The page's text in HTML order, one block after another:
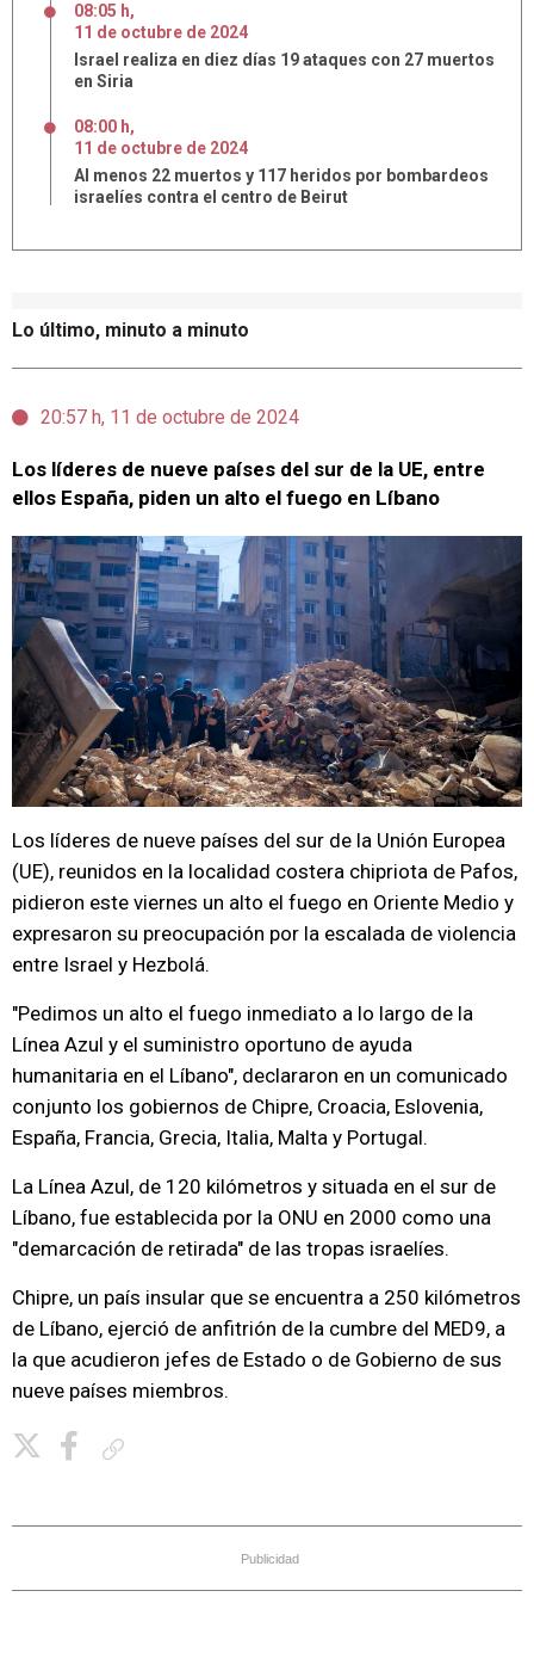
Lo último, minuto a minuto
20:57 h, 11 de octubre de 2024
Los líderes de nueve países del sur de la UE, entre
ellos España, piden un alto el fuego en Líbano
Los líderes de nueve países del sur de la Unión Europea
(UE), reunidos en la localidad costera chipriota de Pafos,
pidieron este viernes un alto el fuego en Oriente Medio y
expresaron su preocupación por la escalada de violencia
entre Israel y Hezbolá.
"Pedimos un alto el fuego inmediato a lo largo de la
Línea Azul y el suministro oportuno de ayuda
humanitaria en el Líbano", declararon en un comunicado
conjunto los gobiernos de Chipre, Croacia, Eslovenia,
España, Francia, Grecia, Italia, Malta y Portugal.
La Línea Azul, de 120 kilómetros y situada en el sur de
Líbano, fue establecida por la ONU en 2000 como una
"demarcación de retirada" de las tropas israelíes.
Chipre, un país insular que se encuentra a 250 kilómetros
de Líbano, ejerció de anfitrión de la cumbre del MED9, a
la que acudieron jefes de Estado o de Gobierno de sus
nueve países miembros.
Publicidad
08:05 h,
11 de octubre de 2024
Israel realiza en diez días 19 ataques con 27 muertos
en Siria
08:00 h,
11 de octubre de 2024
Al menos 22 muertos y 117 heridos por bombardeos
israelíes contra el centro de Beirut